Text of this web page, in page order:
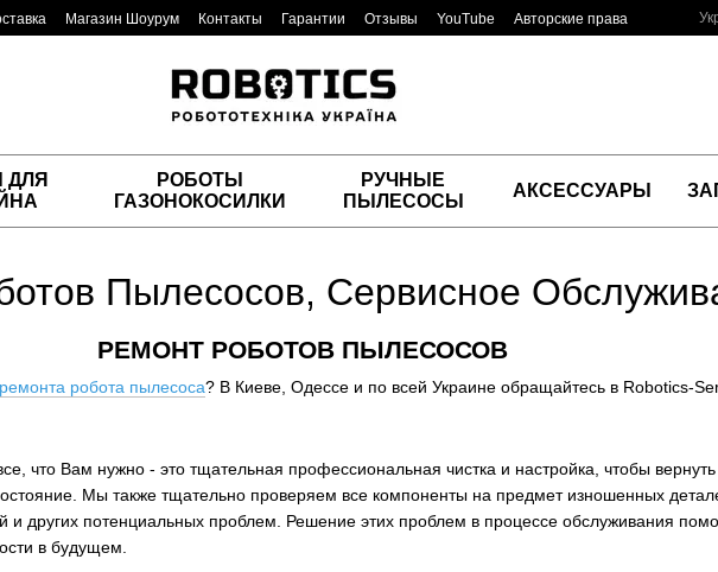
Магазин Шоурум Контакты Гарантии Отзывы YouTube
Авторские права
ДЛЯ
РОБОТЫ
ГАЗОНОКОСИЛКИ
РУЧНЫЕ
ПЫЛЕСОСЫ
АКСЕССУАРЫ
Пылесосов, Сервисное
РЕМОНТ РОБОТОВ ПЫЛЕСОСОВ
робота пылесоса? В Киеве, Одессе и по всей Украине обращайтесь в Robotics-
что Вам нужно - это тщательная профессиональная чистка и настройка, чтобы
Мы также тщательно проверяем все компоненты на предмет изношенных
и других потенциальных проблем. Решение этих проблем в процессе обслуживания
в будущем.